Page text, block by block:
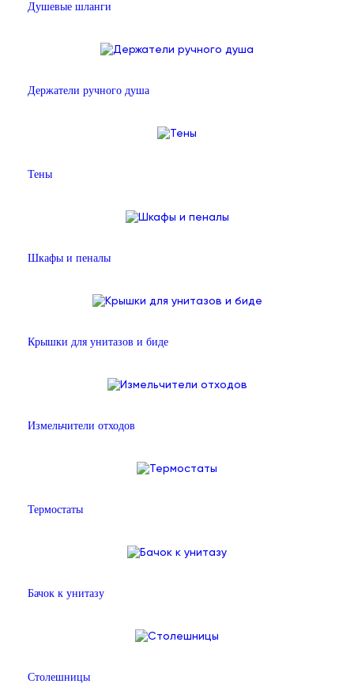
Душевые шланги
Держатели ручного душа
Тены
Шкафы и пеналы
Крышки для унитазов и биде
Измельчители отходов
Термостаты
Бачок к унитазу
Столешницы